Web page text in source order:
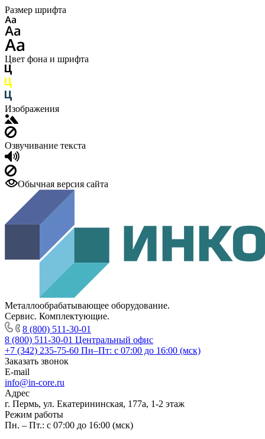
Размер шрифта
Цвет фона и шрифта
Изображения
Озвучивание текста
Обычная версия сайта
Металлообрабатывающее оборудование.
Сервис. Комплектующие.
8 (800) 511-30-01
8 (800) 511-30-01 Центральный офис
+7 (342) 235-75-60 Пн–Пт: с 07:00 до 16:00 (мск)
Заказать звонок
E-mail
info@in-core.ru
Адрес
г. Пермь, ул. ​Екатерининская, 177а, ​1-2 этаж
Режим работы
Пн. – Пт.: с 07:00 до 16:00 (мск)